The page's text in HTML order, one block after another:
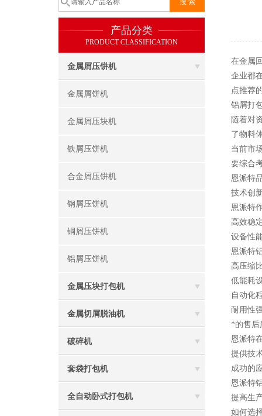
产品分类
PRODUCT CLASSIFICATION
金属屑压饼机
金属屑饼机
金属屑压块机
铁屑压饼机
合金屑压饼机
钢屑压饼机
铜屑压饼机
铝屑压饼机
金属压块打包机
金属切屑脱油机
破碎机
套袋打包机
全自动卧式打包机
在金属
企业都
点推荐
铝屑打
随着对
了物料
当前市
要综合
恩派特
技术创
恩派特
高效稳
设备性
恩派特
高压缩
低能耗
自动化
耐用性
*的售后
恩派特
提供技
成功的
恩派特
提高生
如何选